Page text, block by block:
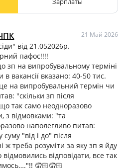
металу, гарантуємо
дотримання термінів. Наш
21 Май 2026
від 21.052026р.
пафос!!!!
зп на випробувальному терміні
в вакансії вказано: 40-50 тис.
на випробувальний термін чи
"скільки зп після
так само неодноразово
з відмовками: "та
наполегливо питав:
"від і до" після
треба розуміти за яку зп я йду
відповідати, все так
🤦🏻🤦🏻